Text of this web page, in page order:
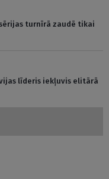
turnīrā zaudē tikai
līderis iekļuvis elitārā